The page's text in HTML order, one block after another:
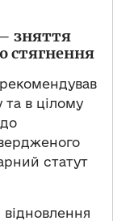
зняття
стягнення
та в цілому
статут